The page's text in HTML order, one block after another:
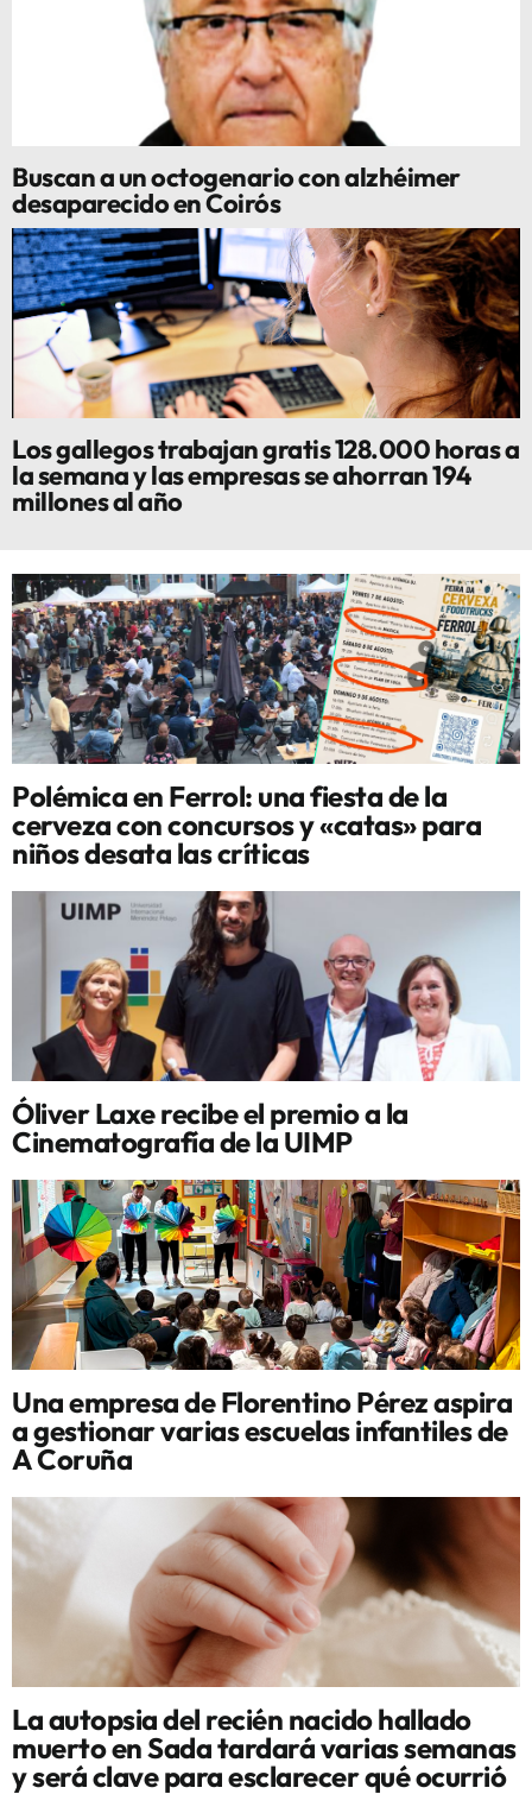
Buscan a un octogenario con alzhéimer
desaparecido en Coirós
Los gallegos trabajan gratis 128.000 horas a
la semana y las empresas se ahorran 194
millones al año
Polémica en Ferrol: una fiesta de la
cerveza con concursos y «catas» para
niños desata las críticas
Óliver Laxe recibe el premio a la
Cinematografía de la UIMP
Una empresa de Florentino Pérez aspira
a gestionar varias escuelas infantiles de
A Coruña
La autopsia del recién nacido hallado
muerto en Sada tardará varias semanas
y será clave para esclarecer qué ocurrió